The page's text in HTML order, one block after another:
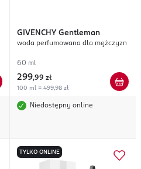
GIVENCHY Gentleman
woda perfumowana dla mężczyzn
60 ml
299,99 zł
100 ml = 499,98 zł
Niedostępny online
TYLKO ONLINE